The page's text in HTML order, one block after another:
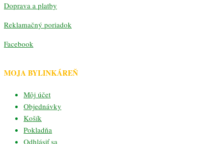
Doprava a platby
Reklamačný poriadok
Facebook
MOJA BYLINKÁREŇ
Môj účet
Objednávky
Košík
Pokladňa
Odhlásiť sa